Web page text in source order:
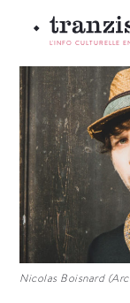
L'INFO CULTURELLE
Nicolas Boisnard